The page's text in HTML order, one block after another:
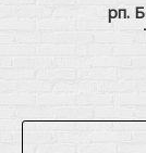
рп.